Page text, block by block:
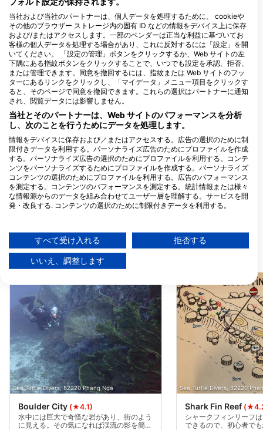
グセンター
Scubadeep, Scubadeep
Patong
186 Taweewong Road, 83150
Phuket, タイ
Aquadive Thailand
80 moo1 Tumbon Kathu, 83120
Phuket, タイ
Sirolodive
43/52 Viset Road, T. Rawai,
83130 Phuket, タイ
ScubaNicks, Victoria Fawcus-Robinson
90/8 Kanjana 2, Soi Sai
Yuan, 83130 Phuket, タイ
Sea Bees Diving
36/10 Moo 2, Soi
Chalong, Muaeng,
Phuket, タイ
Palm Garden
82190 Phang Nga,
Dive Syndicate
近くのダイブサイト
Sea Turtle Divers, 82220 Phang Nga
Boulder City (★4.1)
水中には巨大で奇怪な岩があり、街のよう
に見える。その気になれば渓流の影を簡単
Sea Turtle Divers, 82220
Shark Fin Reef
シャークフィンリーフ
できるので、初心者で
当社および当社のパートナーは、個人データを処理するために、 cookieや
その他のブラウザー ストレージ内の固有 ID などの情報をデバイス上に保存
および/またはアクセスします。一部のベンダーは正当な利益に基づいてお
客様の個人データを処理する場合があり、これに反対するには「設定」を開
いてください。 「設定の管理」ボタンをクリックするか、Web サイトの左
下隅にある指紋ボタンをクリックすることで、いつでも設定を承認、拒否、
または管理できます。同意を撤回するには、指紋または Web サイトのフッ
ターにあるリンクをクリックし、「マイデータ」メニュー項目をクリックす
ると、そのページで同意を撤回できます。これらの選択はパートナーに通知
され、閲覧データには影響しません。
当社とそのパートナーは、Web サイトのパフォーマンスを分析
し、次のことを行うためにデータを処理します。
情報をデバイスに保存および／またはアクセスする。広告の選択のために制
限付きデータを利用する。パーソナライズ広告のためにプロファイルを作成
する。パーソナライズ広告の選択のためにプロファイルを利用する。コンテ
ンツをパーソナライズするためにプロファイルを作成する。パーソナライズ
コンテンツの選択のためにプロファイルを利用する。広告のパフォーマンス
を測定する。コンテンツのパフォーマンスを測定する。統計情報または様々
な情報源からのデータを組み合わせてユーザー層を理解する。サービスを開
発・改良する. コンテンツの選択のために制限付きデータを利用する。
データは欧州連合外で共有され、米国に送信される場合があります。
お客様の同意とcookieポリシーは、この Web サイト/アプリにのみ適用され
当社はお客様のデータを次の目的で使用します。
IABの処理目的：
情報をデバイスに保存および／またはアクセス
広告の選択のために制限付きデータを利用する
パーソナライズ広告のためにプロファイルを作
成する
パーソナライズ広告の選択のためにプロファイ
ルを利用する
すべて受け入れる 拒否する
いいえ、調整します